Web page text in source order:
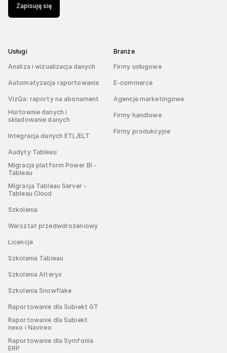
Zapisuję się
Usługi
Analiza i wizualizacja danych
Automatyzacja raportowania
VizQa: raporty na abonament
Hurtownie danych i
składowanie danych
Integracja danych ETL/ELT
Audyty Tableau
Migracja platform Power BI -
Tableau
Migracja Tableau Server -
Tableau Cloud
Szkolenia
Warsztat przedwdrożeniowy
Licencje
Szkolenia Tableau
Szkolenia Alteryx
Szkolenia Snowflake
Raportowanie dla Subiekt GT
Raportowanie dla Subiekt
nexo i Navireo
Raportowanie dla Symfonia
ERP
Branże
Firmy usługowe
E-commerce
Agencje marketingowe
Firmy handlowe
Firmy produkcyjne